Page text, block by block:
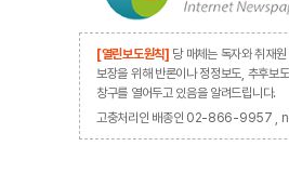
[열린보도원칙] 당 매체는 독자와 취재
보장을 위해 반론이나 정정보도, 추후보
창구를 열어두고 있음을 알려드립니다.
고충처리인 배종인 02-866-9957 ,